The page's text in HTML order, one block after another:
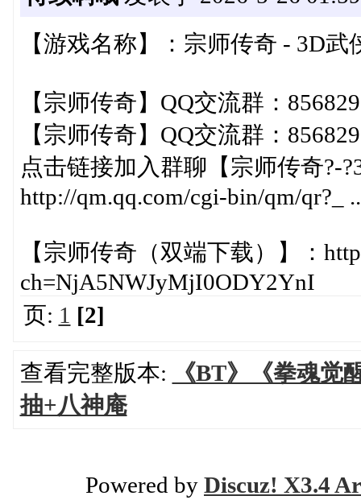
【游戏名称】：宗师传奇 - 3D
【宗师传奇】QQ交流群：
【宗师传奇】QQ交流群：
点击链接加入群聊【宗师传奇?-
http://qm.qq.com/cgi-bin/qm/qr?_
【宗师传奇（双端下载）】：
ch=NjA5NWJyMjI0ODY2YnI
页: 1 [2]
查看完整版本:
《BT》《拳魂觉
抽+八神庵
Powered by Discuz! X3.4